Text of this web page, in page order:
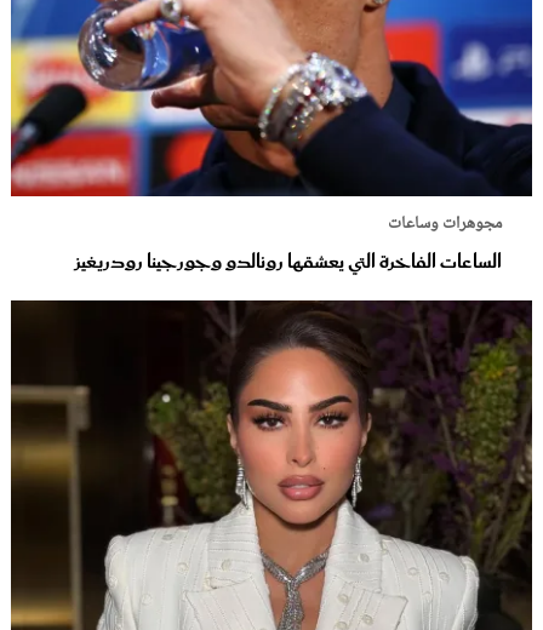
مجوهرات وساعات
الساعات الفاخرة التي يعشقها رونالدو وجورجينا رودريغيز